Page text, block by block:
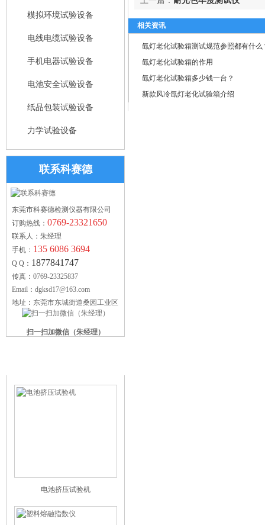
模拟环境试验设备
电线电缆试验设备
手机电器试验设备
电池安全试验设备
纸品包装试验设备
力学试验设备
联系科赛德
东莞市科赛德检测仪器有限公司
订购热线： 0769-23321650
联系人：朱经理
手机： 135 6086 3694
Q Q： 1877841747
传真： 0769-23325837
Email：dgksd17@163.com
地址： 东莞市东城街道桑园工业区
扫一扫加微信（朱经理）
电池挤压试验机
相关资讯
氙灯老化试验箱测试规范参照都有什么
氙灯老化试验箱的作用
氙灯老化试验箱多少钱一台？
新款风冷氙灯老化试验箱介绍